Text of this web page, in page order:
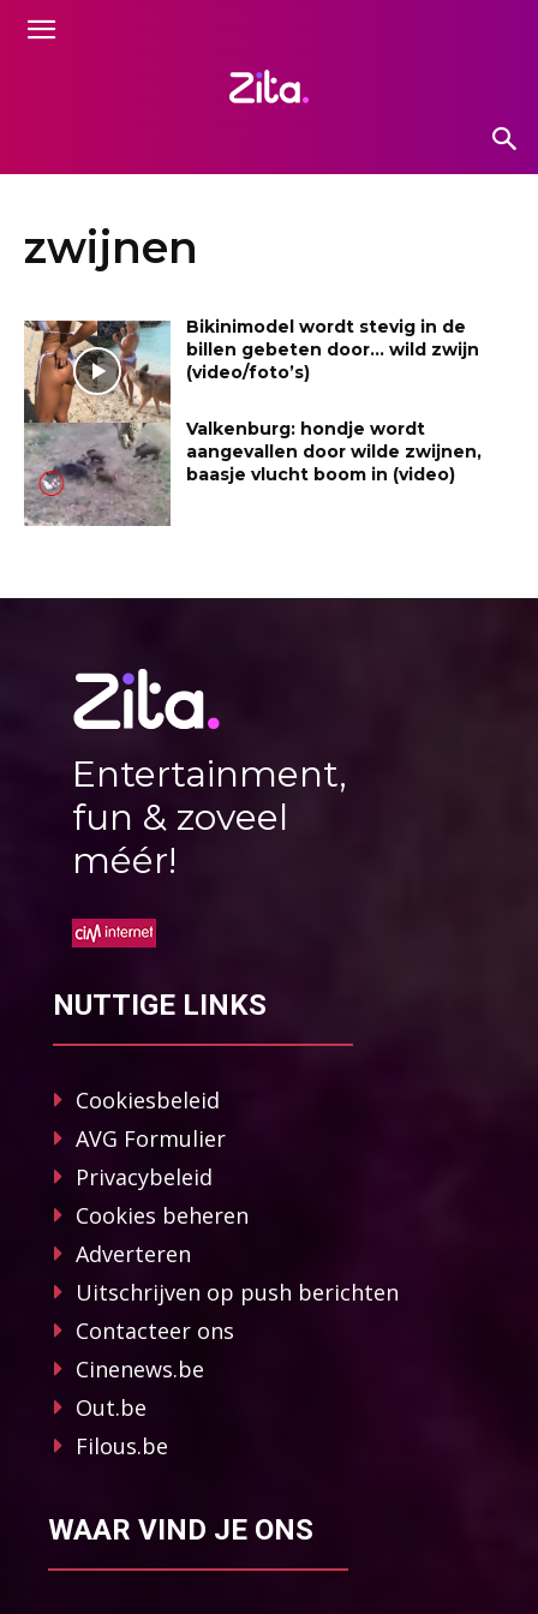
zwijnen
Bikinimodel wordt stevig in de
billen gebeten door… wild zwijn
(video/foto’s)
Valkenburg: hondje wordt
aangevallen door wilde zwijnen,
baasje vlucht boom in (video)
Entertainment,
fun & zoveel
méér!
NUTTIGE LINKS
Cookiesbeleid
AVG Formulier
Privacybeleid
Cookies beheren
Adverteren
Uitschrijven op push berichten
Contacteer ons
Cinenews.be
Out.be
Filous.be
WAAR VIND JE ONS